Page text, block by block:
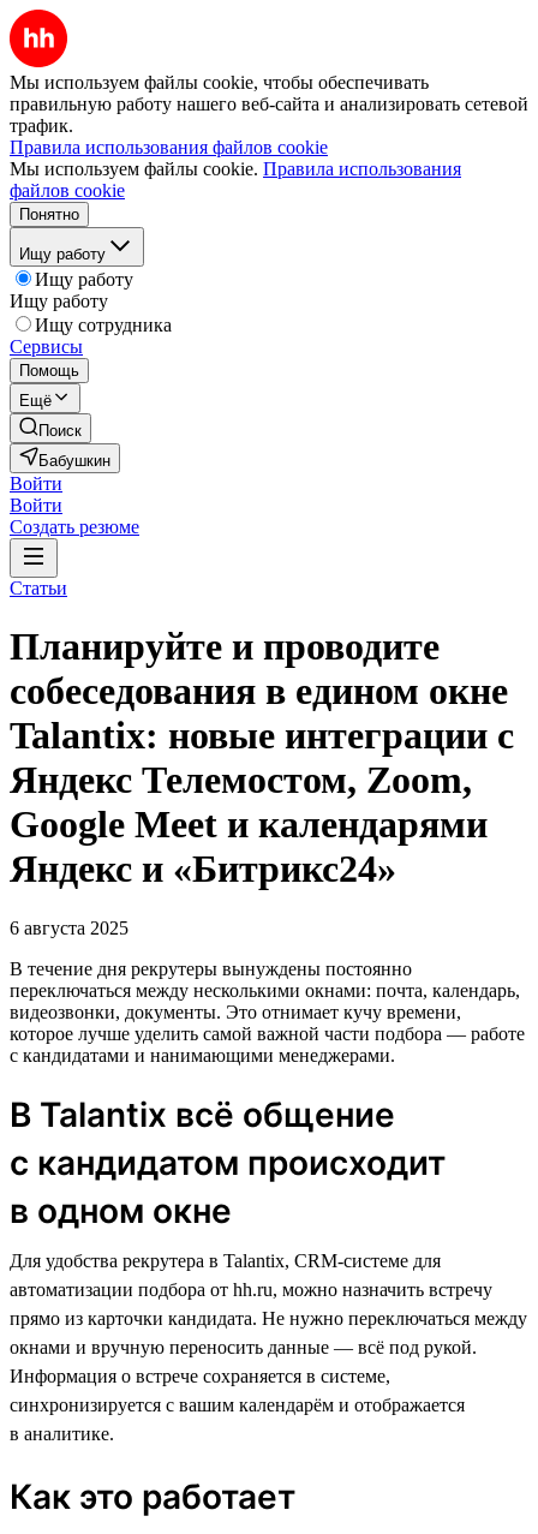
Мы используем файлы cookie, чтобы обеспечивать
правильную работу нашего веб-сайта и анализировать сетевой
трафик.
Правила использования файлов cookie
Мы используем файлы cookie. Правила использования
файлов cookie
Понятно
Ищу работу
Ищу работу
Ищу работу
Ищу сотрудника
Сервисы
Помощь
Ещё
Поиск
Бабушкин
Войти
Войти
Создать резюме
Статьи
Планируйте и проводите
собеседования в едином окне
Talantix: новые интеграции с
Яндекс Телемостом, Zoom,
Google Meet и календарями
Яндекс и «Битрикс24»
6 августа 2025
В течение дня рекрутеры вынуждены постоянно
переключаться между несколькими окнами: почта, календарь,
видеозвонки, документы. Это отнимает кучу времени,
которое лучше уделить самой важной части подбора — работе
с кандидатами и нанимающими менеджерами.
В Talantix всё общение
с кандидатом происходит
в одном окне
Для удобства рекрутера в Talantix, CRM-cистеме для
автоматизации подбора от hh.ru, можно назначить встречу
прямо из карточки кандидата. Не нужно переключаться между
окнами и вручную переносить данные — всё под рукой.
Информация о встрече сохраняется в системе,
синхронизируется с вашим календарём и отображается
в аналитике.
Как это работает